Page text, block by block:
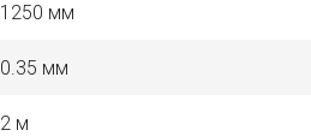
1250 мм
0.35 мм
2 м